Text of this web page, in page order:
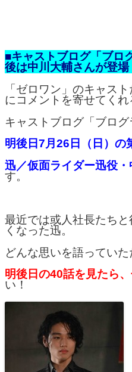
■キャストブログ「ブロ
後は中川大輔さんが登場
「ゼロワン」のキャス
にコメントを寄せてくれ
キャストブログ「ブログ
明後日7月26日（日）の
迅／仮面ライダー迅役
す。
最近では或人社長たち
くなった迅。
どんな思いを語ってい
明後日の40話を見たら
い！